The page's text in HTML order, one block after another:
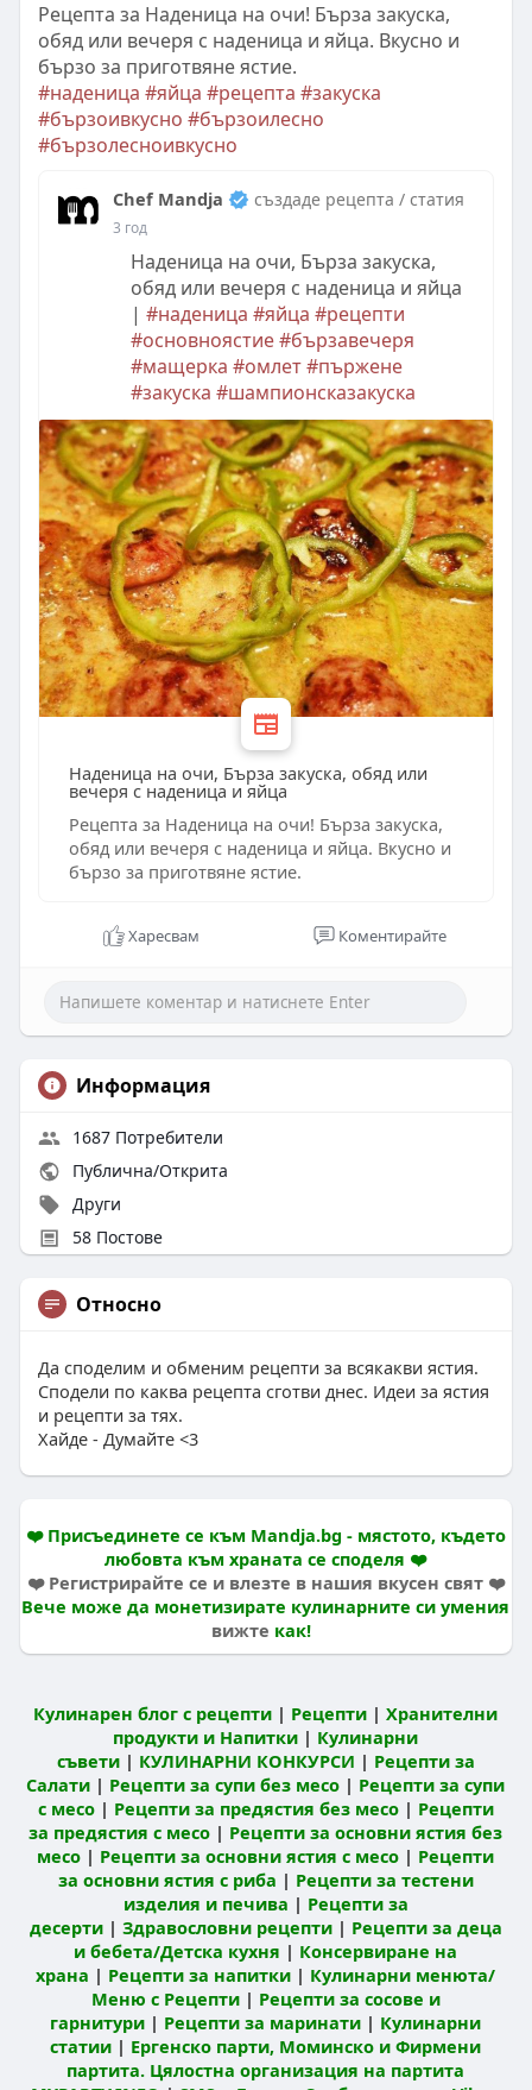
Рецепта за Наденица на очи! Бърза закуска,
обяд или вечеря с наденица и яйца. Вкусно и
бързо за приготвяне ястие.
#наденица #яйца #рецепта #закуска
#бързоивкусно #бързоилесно
#бързолесноивкусно
Chef Mandja създаде рецепта / статия
3 год
Наденица на очи, Бърза закуска,
обяд или вечеря с наденица и яйца
| #наденица #яйца #рецепти
#основноястие#бързавечеря
#мащерка #омлет#пържене
#закуска #шампионсказакуска
Наденица на очи, Бърза закуска, обяд или
вечеря с наденица и яйца
Рецепта за Наденица на очи! Бърза закуска,
обяд или вечеря с наденица и яйца. Вкусно и
бързо за приготвяне ястие.
Харесвам Коментирайте
Информация
1687 Потребители
Публична/Открита
Други
58 Постове
Относно
Да споделим и обменим рецепти за всякакви ястия.
Сподели по каква рецепта сготви днес. Идеи за ястия
и рецепти за тях.
Хайде - Думайте <3
❤️ Присъединете се към Mandja.bg - мястото, където
любовта към храната се споделя ❤️
❤️ Регистрирайте се и влезте в нашия вкусен свят ❤️
Вече може да монетизирате кулинарните си умения
вижте как!
Кулинарен блог с рецепти | Рецепти |Хранителни
продукти и Напитки | Кулинарни
съвети| КУЛИНАРНИ КОНКУРСИ | Рецепти за
Салати | Рецепти за супи без месо | Рецепти за супи
с месо| Рецепти за предястия без месо| Рецепти
за предястия с месо | Рецепти за основни ястия без
месо | Рецепти за основни ястия с месо | Рецепти
за основни ястия с риба | Рецепти за тестени
изделия и печива | Рецепти за
десерти| Здравословни рецепти| Рецепти за деца
и бебета/Детска кухня | Консервиране на
храна | Рецепти за напитки | Кулинарни менюта/
Меню с Рецепти| Рецепти за сосове и
гарнитури | Рецепти за маринати | Кулинарни
статии | Ергенско парти, Моминско и Фирмени
партита. Цялостна организация на партита